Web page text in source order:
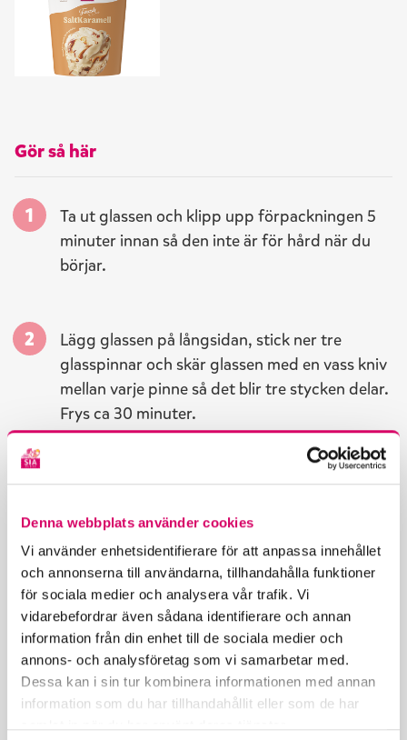
Denna webbplats använder cookies
Vi använder enhetsidentifierare för att anpassa innehållet
och annonserna till användarna, tillhandahålla funktioner
för sociala medier och analysera vår trafik. Vi
vidarebefordrar även sådana identifierare och annan
information från din enhet till de sociala medier och
annons- och analysföretag som vi samarbetar med.
Dessa kan i sin tur kombinera informationen med annan
information som du har tillhandahållit eller som de har
Gör så här
Ta ut glassen och klipp upp förpackningen 5
minuter innan så den inte är för hård när du
börjar.
Lägg glassen på långsidan, stick ner tre
glasspinnar och skär glassen med en vass kniv
mellan varje pinne så det blir tre stycken delar.
Frys ca 30 minuter.
Smält chokladen (droppa i lite olja för
en tunnare konsistens).
Doppa halva glasspinnen i mörk choklad och
halva i vit choklad.
Toppa med valfri dekoration innan chokladen
hunnit stelna. Njut sen av din egengjorda
lyxpinne!